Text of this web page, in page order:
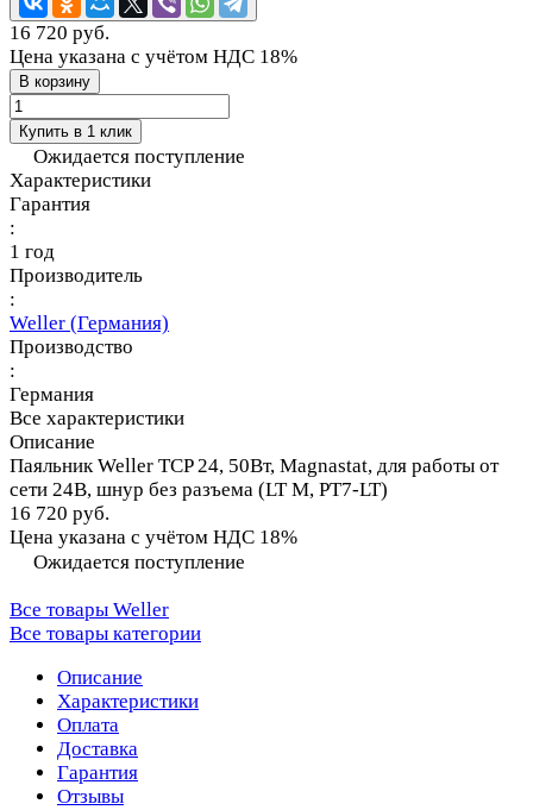
16 720 руб.
Цена указана с учётом НДС 18%
В корзину
Купить в 1 клик
Ожидается поступление
Характеристики
Гарантия
:
1 год
Производитель
:
Weller (Германия)
Производство
:
Германия
Все характеристики
Описание
Паяльник Weller TCP 24, 50Вт, Magnastat, для работы от
сети 24В, шнур без разъема (LT M, PT7-LT)
16 720 руб.
Цена указана с учётом НДС 18%
Ожидается поступление
Все товары Weller
Все товары категории
Описание
Характеристики
Оплата
Доставка
Гарантия
Отзывы